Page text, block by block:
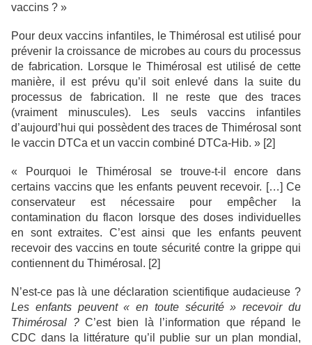
vaccins ? »
Pour deux vaccins infantiles, le Thimérosal est utilisé pour
prévenir la croissance de microbes au cours du processus
de fabrication. Lorsque le Thimérosal est utilisé de cette
manière, il est prévu qu’il soit enlevé dans la suite du
processus de fabrication. Il ne reste que des traces
(vraiment minuscules). Les seuls vaccins infantiles
d’aujourd’hui qui possèdent des traces de Thimérosal sont
le vaccin DTCa et un vaccin combiné DTCa-Hib. » [2]
« Pourquoi le Thimérosal se trouve-t-il encore dans
certains vaccins que les enfants peuvent recevoir. […] Ce
conservateur est nécessaire pour empêcher la
contamination du flacon lorsque des doses individuelles
en sont extraites. C’est ainsi que les enfants peuvent
recevoir des vaccins en toute sécurité contre la grippe qui
contiennent du Thimérosal. [2]
N’est-ce pas là une déclaration scientifique audacieuse ?
Les enfants peuvent « en toute sécurité » recevoir du
Thimérosal ?C’est bien là l’information que répand le
CDC dans la littérature qu’il publie sur un plan mondial,